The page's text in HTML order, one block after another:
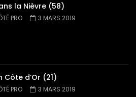
la Nièvre (58)
PRO 3 MARS 2019
Côte d’Or (21)
PRO 3 MARS 2019